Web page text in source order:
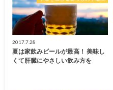
2017.7.28
夏は家飲みビールが最高！ 美味し
くて肝臓にやさしい飲み方を